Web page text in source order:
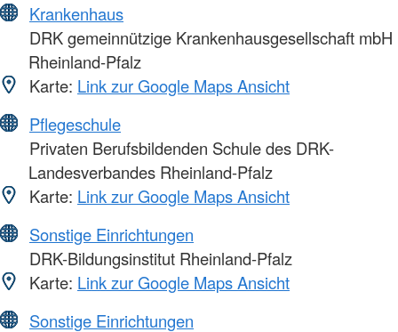
Krankenhaus
DRK gemeinnützige Krankenhausgesellschaft mbH
Rheinland-Pfalz
Karte: Link zur Google Maps Ansicht
Pflegeschule
Privaten Berufsbildenden Schule des DRK-
Landesverbandes Rheinland-Pfalz
Karte: Link zur Google Maps Ansicht
Sonstige Einrichtungen
DRK-Bildungsinstitut Rheinland-Pfalz
Karte: Link zur Google Maps Ansicht
Sonstige Einrichtungen